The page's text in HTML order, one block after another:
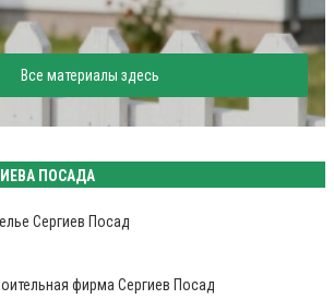
Все материалы здесь
ПОСАДА
Сергиев Посад
фирма Сергиев Посад